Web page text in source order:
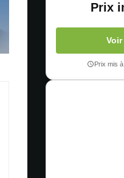
Prix
Prix mis